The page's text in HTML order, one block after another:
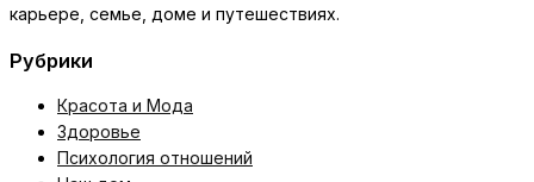
карьере, семье, доме и путешествиях.
Рубрики
Красота и Мода
Здоровье
Психология отношений